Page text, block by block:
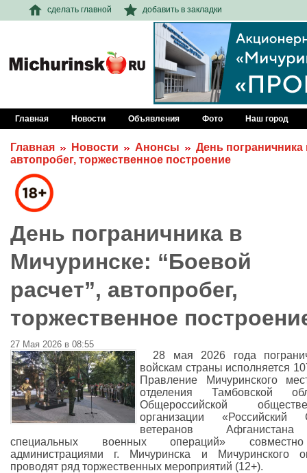
сделать главной добавить в закладки
Главная Новости Объявления Фото Наш город
Главная Новости Анонсы
День пограничника
автопробег, торжественное построение
День пограничника в
Мичуринске: “Боевой
расчет”, автопробег,
торжественное
27 Мая 2026 в 08:55
28 мая 2026 года
войскам страны исполняется
Правление Мичуринского
отделения Тамбовской
Общероссийской
организации «Российский
ветеранов
специальных военных операций»
администрациями г. Мичуринска и Мичуринского
проводят ряд торжественных мероприятий (12+).